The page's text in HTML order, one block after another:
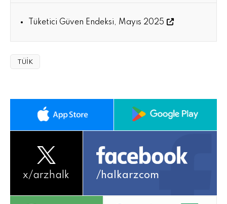
Tüketici Güven Endeksi, Mayıs 2025
TÜİK
x/arzhalk /halkarzcom